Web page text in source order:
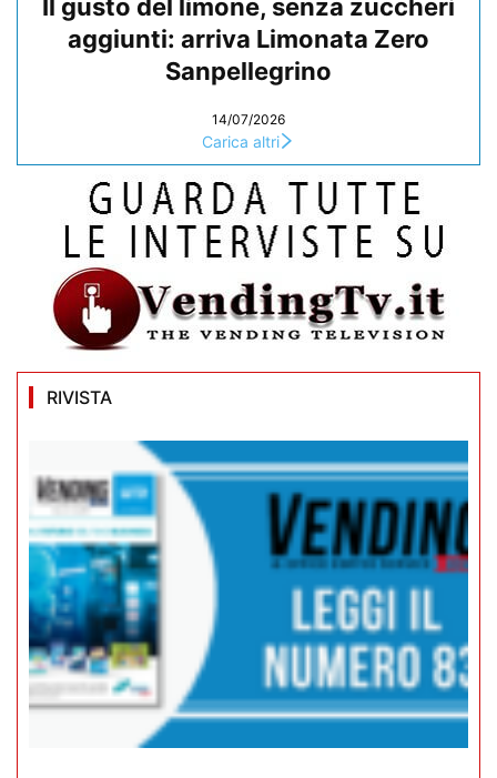
Il gusto del limone, senza zuccheri
aggiunti: arriva Limonata Zero
Sanpellegrino
14/07/2026
Carica altri
RIVISTA